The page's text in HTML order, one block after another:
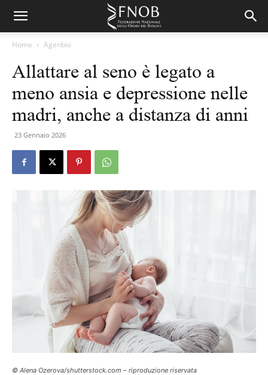
Home Agenbio
Allattare al seno è legato a
meno ansia e depressione nelle
madri, anche a distanza di anni
23 Gennaio 2026
© Alena Ozerova/shutterstock.com – riproduzione riservata